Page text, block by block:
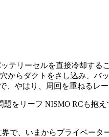
テリーセルを直接冷却する
らダクトをさし込み、バ
やはり、周回を重ねるレ
をリーフ NISMO RCも抱
で、いまからプライベータ